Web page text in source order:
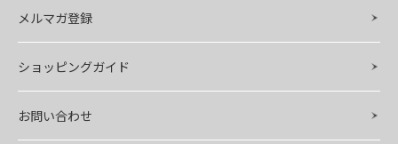
メルマガ登録
ショッピングガイド
お問い合わせ